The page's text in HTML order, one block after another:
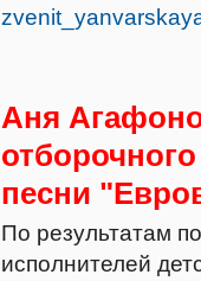
Аня
песни
По результатам
исполнителей